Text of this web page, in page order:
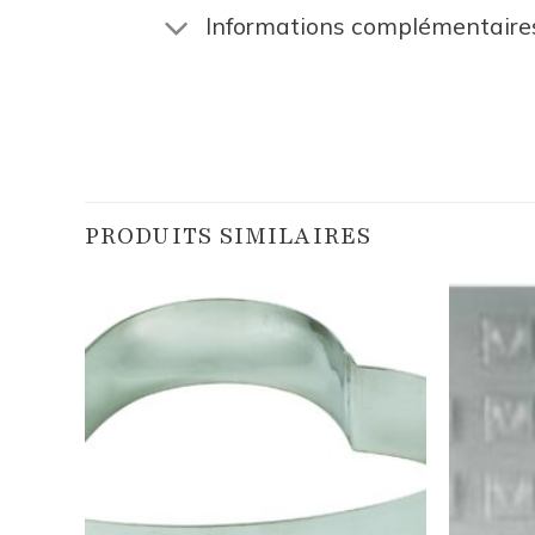
Informations
PRODUITS SIMILAIRES